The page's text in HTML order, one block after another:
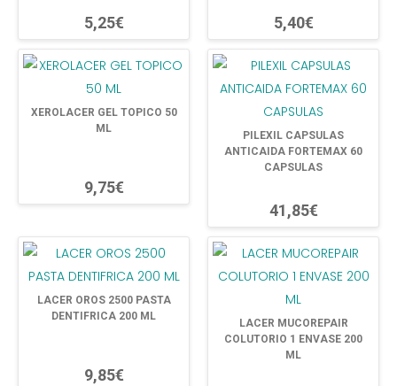
5,25€ 5,40€
XEROLACER GEL TOPICO 50
ML
9,75€
PILEXIL CAPSULAS
ANTICAIDA FORTEMAX 60
CAPSULAS
41,85€
LACER OROS 2500 PASTA
DENTIFRICA 200 ML
9,85€
LACER MUCOREPAIR
COLUTORIO 1 ENVASE 200
ML